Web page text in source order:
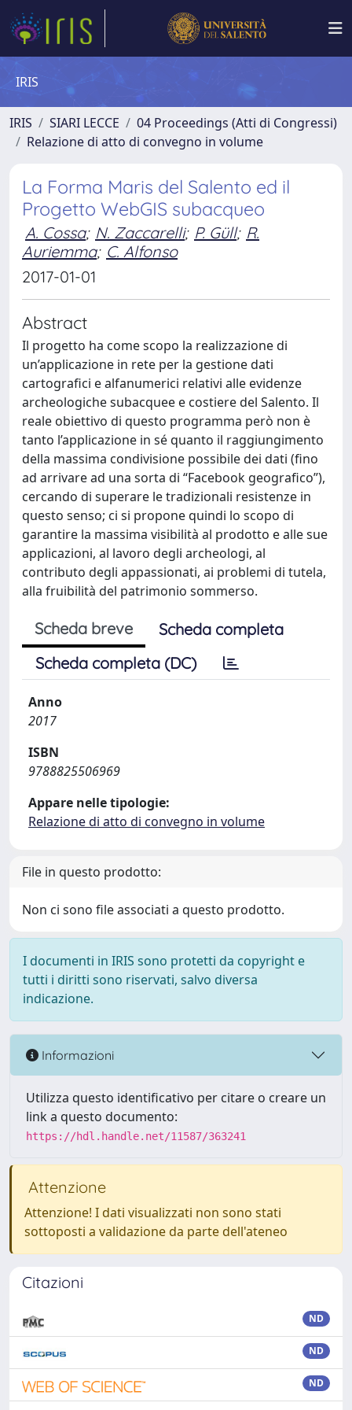
IRIS
IRIS SIARI LECCE
04 Proceedings (Atti di Congressi)
Relazione di atto di convegno in volume
La Forma Maris del Salento ed il
Progetto WebGIS subacqueo
A. Cossa; N. Zaccarelli; P. Güll; R.
Auriemma; C. Alfonso
2017-01-01
Abstract
Il progetto ha come scopo la realizzazione di
un’applicazione in rete per la gestione dati
cartografici e alfanumerici relativi alle evidenze
archeologiche subacquee e costiere del Salento. Il
reale obiettivo di questo programma però non è
tanto l’applicazione in sé quanto il raggiungimento
della massima condivisione possibile dei dati (fino
ad arrivare ad una sorta di “Facebook geografico”),
cercando di superare le tradizionali resistenze in
questo senso; ci si propone quindi lo scopo di
garantire la massima visibilità al prodotto e alle sue
applicazioni, al lavoro degli archeologi, al
contributo degli appassionati, ai problemi di tutela,
alla fruibilità del patrimonio sommerso.
Scheda breve
Scheda completa
Scheda completa (DC)
Anno
2017
ISBN
9788825506969
Appare nelle tipologie:
Relazione di atto di convegno in volume
File in questo prodotto:
Non ci sono file associati a questo prodotto.
I documenti in IRIS sono protetti da copyright e
tutti i diritti sono riservati, salvo diversa
indicazione.
Informazioni
Utilizza questo identificativo per citare o creare un
link a questo documento:
https://hdl.handle.net/11587/363241
Attenzione
Attenzione! I dati visualizzati non sono stati
sottoposti a validazione da parte dell'ateneo
Citazioni
ND
ND
ND